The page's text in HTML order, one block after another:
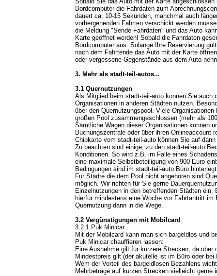
Bordcomputer die Fahrdaten zum
dauert ca. 10-15 Sekunden, manchmal auch
vorhergehenden Fahrten verschickt werden
die Meldung "Sende Fahrdaten" und das Auto
Karte geöffnet werden! Sobald die Fahrdaten
Bordcomputer aus. Solange Ihre Reservierung
nach dem Fahrtende das Auto mit der Karte
oder vergessene Gegenstände aus dem Auto
3. Mehr als stadt-teil-autos...
3.1 Quernutzungen
Als Mitglied beim stadt-teil-auto können Sie auch
Organisationen in anderen Städten nutzen.
über den Quernutzungspool. Viele
großen Pool zusammengeschlossen (mehr als
Sämtliche Wagen dieser Organisationen können
Buchungszentrale oder über ihren Onlineaccount
Chipkarte vom stadt-teil-auto können Sie auf
Zu beachten sind einige, zu den stadt-teil-auto
Konditionen. So wird z.B. im Falle eines
eine maximale Selbstbeteiligung von 900 Euro
Bedingungen sind im stadt-teil-auto Büro
Für Städte die dem Pool nicht angehören sind
möglich. Wir richten für Sie gerne
Einzelnutzungen in den betreffenden Städten ein.
hierfür mindestens eine Woche vor Fahrtantritt im
Quernutzung dann in die Wege.
3.2 Vergünstigungen mit Mobilcard
3.2.1 Puk Minicar
Mit der Mobilcard kann man sich bargeldlos und
Puk Minicar chauffieren lassen:
Eine Ausnehme gilt für kürzere Strecken, da über
Mindestpreis gilt (der akutelle ist im Büro oder
Wem der Vorteil des bargeldlosen Bezahlens
Mehrbetrage auf kurzen Strecken vielleicht gerne